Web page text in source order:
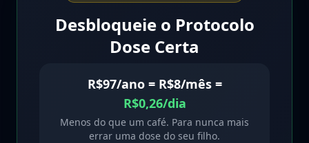
Desbloqueie o Protocolo
Dose Certa
R$97/ano = R$8/mês =
R$0,26/dia
Menos do que um café. Para nunca mais
errar uma dose do seu filho.